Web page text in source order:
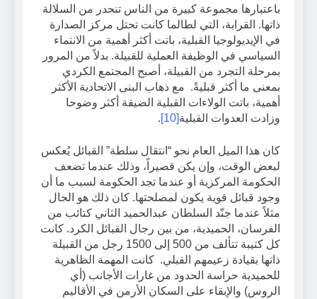
باعتبارها مجموعة كبيرة من الناس تنحدر من السلالة
ذاتها. القرابة، التي لطالما كانت تحتل مركز الصدارة
في الإيديولوجيا القبلية، باتت أكثر أهمية من الانتماء
السياسي في الوظيفة العملية للقبيلة. بدلاً من المرور
بمرحلة التجرد من القبيلة، أصبح المجتمع الكردي
بمعنى ما أكثر قبليةً. مع ذهاب البنى الاتحادية الأكثر
أهمية، باتت الولاءات القبلية الضيقة أكثر وضوحا
وزادت العدوات القبلية[10]
.
كان هذا الميل العام نحو “انتقال سلطة” القبائل يُعكس
لبعض الوقت، وإن يكن قصيراً، وذلك عندما تضعف
الحكومة المركزية أو عندما تجد الحكومة لسبب ما أن
وجود قبائل قوية يكون لمصلحتها. كان ذلك هو الحال
مثلاً عندما جنّد السلطان عبدالحميد الثاني كتائب من
الفرسان، الحميدية، من بين رجال القبائل الكرد. كانت
كل كتيبة تتألف من 500 إلى 1500 رجل من القبيلة
ذاتها بقيادة زعيمهم القبلي. كانت المهمة الظاهرية
للحميدية حراسة الحدود من غارات الأجانب (أي
الروس) والإبقاء على السكان الأرمن في الأقاليم